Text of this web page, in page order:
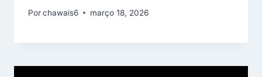
Porchawais6 março 18, 2026